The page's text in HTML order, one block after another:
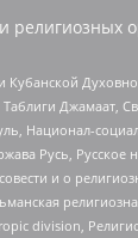
Кубанской
Джамаат,
Национал-
Русь,
и о
division,